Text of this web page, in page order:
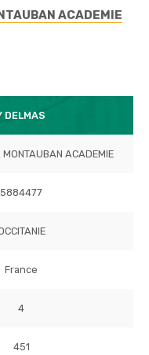
ACADEMIE
DELMAS
ACADEMIE
5884477
France
4
451